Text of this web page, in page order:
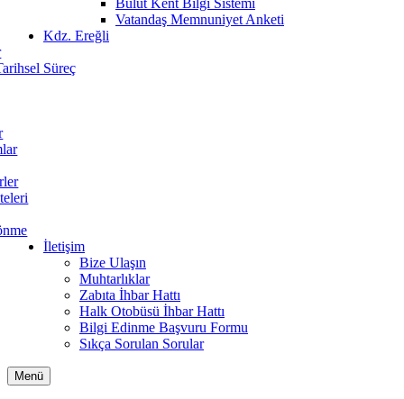
Bulut Kent Bilgi Sistemi
Vatandaş Memnuniyet Anketi
Kdz. Ereğli
Süreç
İletişim
Bize Ulaşın
Muhtarlıklar
Zabıta İhbar Hattı
Halk Otobüsü İhbar Hattı
Bilgi Edinme Başvuru Formu
Sıkça Sorulan Sorular
Menü